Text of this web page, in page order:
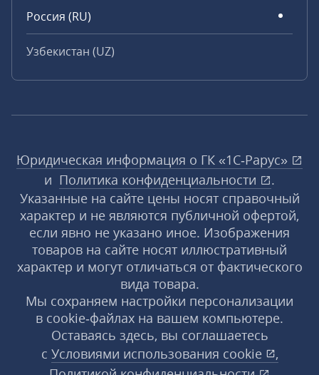
Россия (RU)
Узбекистан (UZ)
Юридическая информация о ГК «1С‑Рарус»
и Политика конфиденциальности
.
Указанные на сайте цены носят справочный
характер и не являются публичной офертой,
если явно не указано иное. Изображения
товаров на сайте носят иллюстративный
характер и могут отличаться от фактического
вида товара.
Мы сохраняем настройки персонализации
в cookie‑файлах на вашем компьютере.
Оставаясь здесь, вы соглашаетесь
с Условиями использования cookie
,